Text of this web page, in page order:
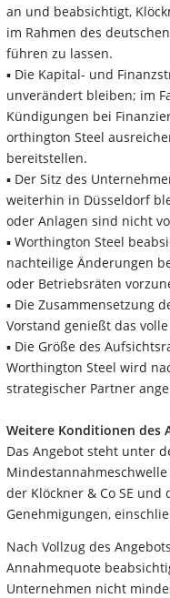
an und beabsichtigt,
im Rahmen des
führen zu lassen.
▪ Die Kapital- und
unverändert bleiben; im
Kündigungen bei
orthington Steel
bereitstellen.
▪ Der Sitz des
weiterhin in Düsseldorf
oder Anlagen sind nicht
▪ Worthington Steel
nachteilige Änderungen
oder Betriebsräten
▪ Die Zusammensetzung
Vorstand genießt das
▪ Die Größe des
Worthington Steel wird
strategischer Partner
Weitere Konditionen des
Das Angebot steht unter
der Klöckner & Co SE
Genehmigungen,
Nach Vollzug des
Annahmequote
Unternehmen nicht